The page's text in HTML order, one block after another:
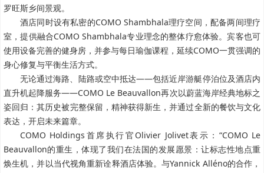
罗旺斯乡间景观。
酒店同时设有私密的COMO Shambhala理疗空间，配备两间理疗
室，提供融合COMO Shambhala专业理念的整体疗愈体验。宾客也可
使用设备完善的健身房，并参与每日瑜伽课程，延续COMO一贯强调的
身心修复与平衡生活方式。
无论通过海路、陆路或空中抵达——包括近岸游艇停泊位及酒店内
直升机起降服务——COMO Le Beauvallon再次以蔚蓝海岸经典地标之
姿回归：其历史被完整保留，精神获得新生，并通过全新的餐饮与文化
表达，开启未来篇章。
COMO Holdings首席执行官Olivier Jolivet表示：“COMO Le
Beauvallon的重生，体现了我们在法国的发展愿景：让标志性地点重
焕生机，并以当代视角重新诠释酒店体验。与Yannick Alléno的合作，